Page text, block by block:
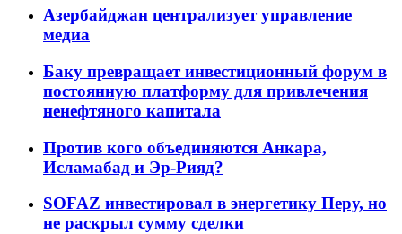
Азербайджан централизует управление
медиа
Баку превращает инвестиционный форум в
постоянную платформу для привлечения
ненефтяного капитала
Против кого объединяются Анкара,
Исламабад и Эр-Рияд?
SOFAZ инвестировал в энергетику Перу, но
не раскрыл сумму сделки